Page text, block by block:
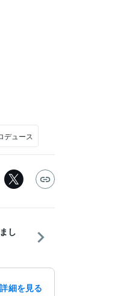
デュース
し
細を見る